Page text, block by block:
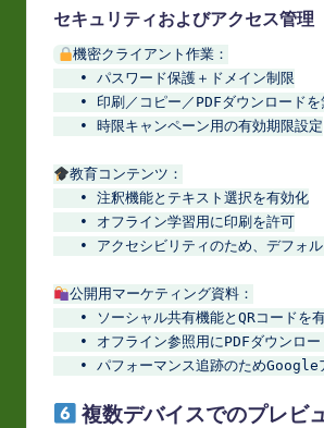
セキュリティおよびアクセス管理
機密クライアント作業：
   • パスワード保護＋ドメイン制限
• 印刷／コピー／PDFダウンロードを
   • 時限キャンペーン用の有効期限設定
教育コンテンツ：
   • 注釈機能とテキスト選択を有効化
   • オフライン学習用に印刷を許可
• アクセシビリティのため、デフォ
公開用マーケティング資料：
• ソーシャル共有機能とQRコードを
• オフライン参照用にPDFダウンロー
• パフォーマンス追跡のためGoogle
複数デバイスでのプレビ